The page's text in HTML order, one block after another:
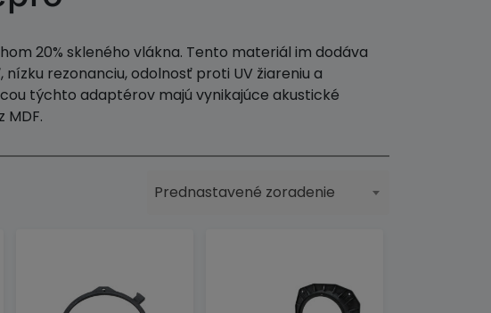
20% skleného vlákna. Tento materiál im dodáva
rezonanciu, odolnosť proti UV žiareniu a
týchto adaptérov majú vynikajúce akustické
Prednastavené zoradenie